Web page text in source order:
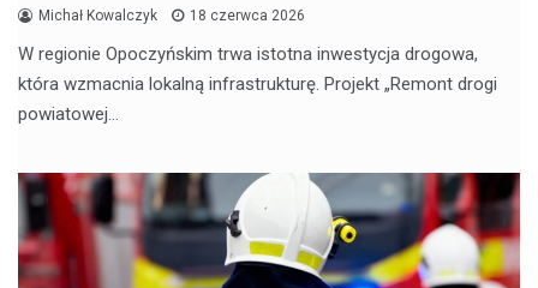
Michał Kowalczyk 18 czerwca 2026
W regionie Opoczyńskim trwa istotna inwestycja drogowa,
która wzmacnia lokalną infrastrukturę. Projekt „Remont drogi
powiatowej…